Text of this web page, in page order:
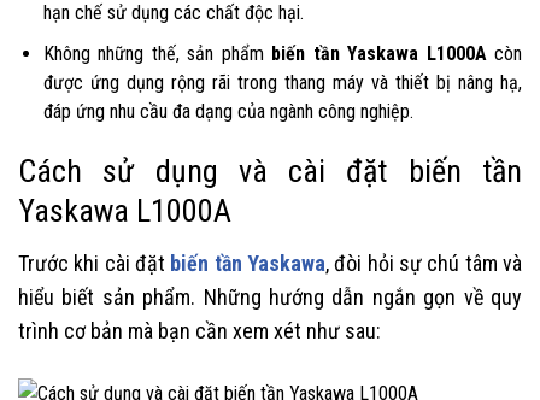
hạn chế sử dụng các chất độc hại.
Không những thế, sản phẩm biến tần Yaskawa L1000Acòn
được ứng dụng rộng rãi trong thang máy và thiết bị nâng hạ,
đáp ứng nhu cầu đa dạng của ngành công nghiệp.
Cách sử dụng và cài đặt biến tần
Yaskawa L1000A
Trước khi cài đặt biến tần Yaskawa, đòi hỏi sự chú tâm và
hiểu biết sản phẩm. Những hướng dẫn ngắn gọn về quy
trình cơ bản mà bạn cần xem xét như sau: